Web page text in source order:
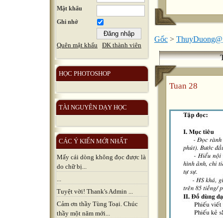
Mật khẩu
Ghi nhớ
Quên mật khẩu ĐK thành viên
HỌC PHOTOSHOP
TÀI NGUYÊN DẠY HỌC
CÁC Ý KIẾN MỚI NHẤT
Mấy cái dòng không đọc được là
do chữ bị...
...
Tuyệt vời! Thank's Admin ...
Cảm ơn thầy Tùng Toại. Chúc
thầy một năm mới...
Gốc > ThuyDuong@
Tuan 28